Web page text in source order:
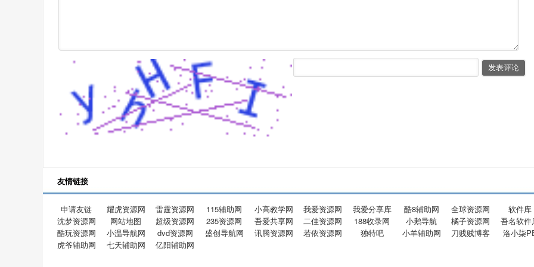
友情链接
申请友链 耀虎资源网 雷霆资源网 115辅助网 小高教学网 我爱资源网 我爱分享库 酷8辅助网 全球资源网
软件库
沈梦资源网
网站地图 超级资源网 235资源网 吾爱共享网 二佳资源网 188收录网 小鹅导航 橘子资源网
吾名软件
酷玩资源网
小温导航网 dvd资源网 盛创导航网 讯腾资源网 若依资源网 独特吧 小羊辅助网 刀贱贱博客
洛小柒
虎爷辅助网
七天辅助网 亿阳辅助网